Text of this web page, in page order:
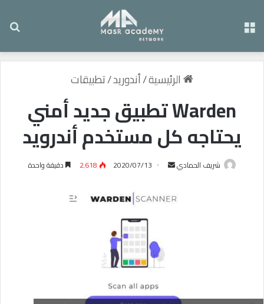
الرئيسية/أندوريد/تطبيقات
Warden تطبيق جديد أمني
يحتاجه كل مستخدم أندرويد
شريف الحمادي
س
د
إ
2020/07/13 2٬618 دقيقة واحدة